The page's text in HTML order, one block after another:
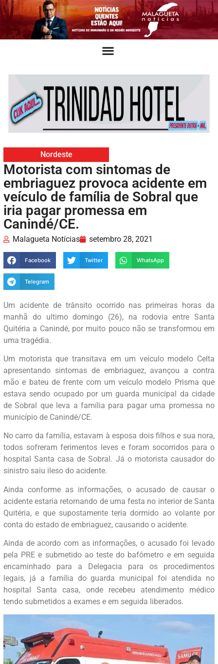
Nordeste
Motorista com sintomas de
embriaguez provoca acidente em
veículo de família de Sobral que
iria pagar promessa em
Canindé/CE.
Malagueta Notícias setembro 28, 2021
Facebook Twitter WhatsApp
Telegram
Um acidente de trânsito ocorrido nas primeiras horas da
manhã do ultimo domingo (26), na rodovia entre Santa
Quitéria a Canindé, por muito pouco não se transformou em
uma tragédia.
Um motorista que transitava em um veículo modelo Celta
apresentando sintomas de embriaguez, avançou a contra
mão e bateu de frente com um veículo modelo Prisma que
estava sendo ocupado por um guarda municipal da cidade
de Sobral que leva a família para pagar uma promessa no
município de Canindé/CE.
No carro da família, estavam à esposa dois filhos e sua nora,
todos sofreram ferimentos leves e foram socorridos para o
hospital Santa casa de Sobral. Já o motorista causador do
sinistro saiu ileso do acidente.
Ainda conforme as informações, o acusado de causar o
acidente estaria retornando de uma festa no interior de Santa
Quitéria, e que supostamente teria dormido ao volante por
conta do estado de embriaguez, causando o acidente.
Ainda de acordo com as informações, o acusado foi levado
pela PRE e submetido ao teste do bafômetro e em seguida
encaminhado para a Delegacia para os procedimentos
legais, já a família do guarda municipal foi atendida no
hospital Santa casa, onde recebeu atendimento médico
tendo submetidos a exames e em seguida liberados.